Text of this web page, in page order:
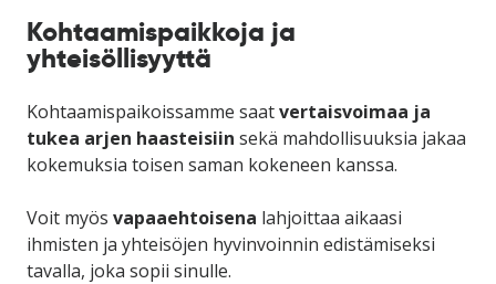
Kohtaamispaikkoja ja
yhteisöllisyyttä
Kohtaamispaikoissamme saatvertaisvoimaa ja
tukea arjen haasteisiin sekä mahdollisuuksia jakaa
kokemuksia toisen saman kokeneen kanssa.
Voit myös vapaaehtoisena lahjoittaa aikaasi
ihmisten ja yhteisöjen hyvinvoinnin edistämiseksi
tavalla, joka sopii sinulle.